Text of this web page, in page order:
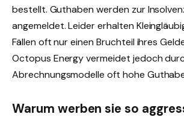
bestellt. Guthaben werden zur
angemeldet. Leider erhalten
Fällen oft nur einen Bruchteil ihres
Octopus Energy vermeidet jedoch
Abrechnungsmodelle oft hohe
Warum werben sie so